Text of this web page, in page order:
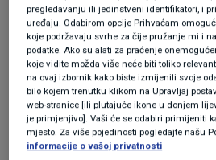
narušenog zdravstvenog
Na mjestu događaja
bez znakova života.
medicinske pomoći
djece dok je muškarac
pregledavanju ili jedinstveni identifikatori, i
uređaju. Odabirom opcije Prihvaćam
koje podržavaju svrhe za čije pružanje mi i
podatke. Ako su alati za praćenje
koje vidite možda više neće biti toliko
na ovaj izbornik kako biste izmijenili svoje
bilo kojem trenutku klikom na Upravljaj
web-stranice [ili plutajuće ikone u donjem
je primjenjivo]. Vaši će se odabiri primijeniti
mjesto. Za više pojedinosti pogledajte našu
informacije o vašoj privatnosti